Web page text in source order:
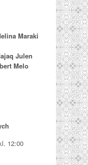
Maraki
Julen
Melo
12:00